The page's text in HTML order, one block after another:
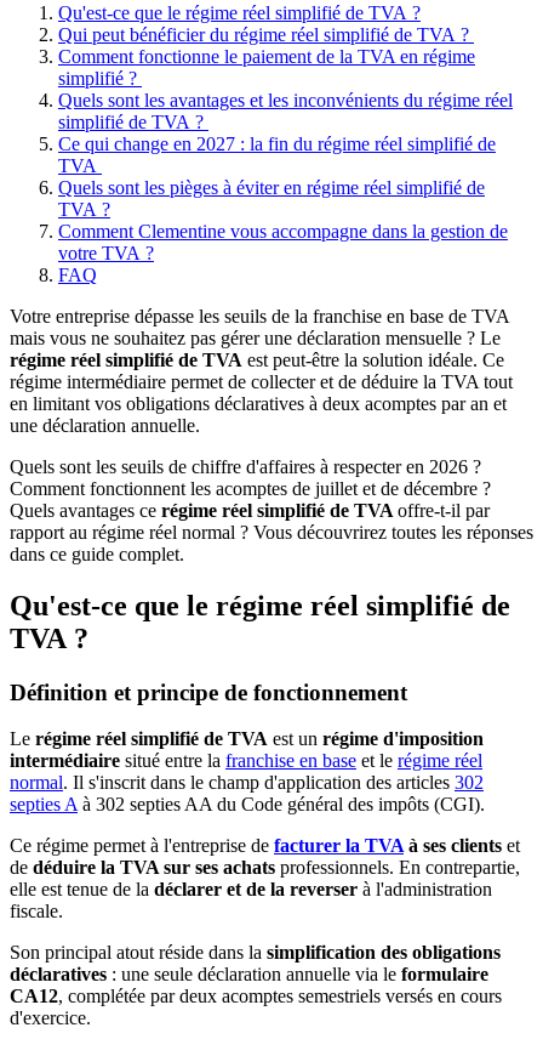
Qu'est-ce que le régime réel simplifié de TVA ?
Qui peut bénéficier du régime réel simplifié de TVA ?
Comment fonctionne le paiement de la TVA en régime
simplifié ?
Quels sont les avantages et les inconvénients du régime réel
simplifié de TVA ?
Ce qui change en 2027 : la fin du régime réel simplifié de
TVA
Quels sont les pièges à éviter en régime réel simplifié de
TVA ?
Comment Clementine vous accompagne dans la gestion de
votre TVA ?
FAQ
Votre entreprise dépasse les seuils de la franchise en base de TVA
mais vous ne souhaitez pas gérer une déclaration mensuelle ? Le
régime réel simplifié de TVA est peut-être la solution idéale. Ce
régime intermédiaire permet de collecter et de déduire la TVA tout
en limitant vos obligations déclaratives à deux acomptes par an et
une déclaration annuelle.
Quels sont les seuils de chiffre d'affaires à respecter en 2026 ?
Comment fonctionnent les acomptes de juillet et de décembre ?
Quels avantages ce régime réel simplifié de TVA offre-t-il par
rapport au régime réel normal ? Vous découvrirez toutes les réponses
dans ce guide complet.
Qu'est-ce que le régime réel simplifié de
TVA ?
Définition et principe de fonctionnement
Le régime réel simplifié de TVA est un régime d'imposition
intermédiaire situé entre la franchise en base et le régime réel
normal. Il s'inscrit dans le champ d'application des articles 302
septies A à 302 septies AA du Code général des impôts (CGI).
Ce régime permet à l'entreprise de facturer la TVA à ses clients et
de déduire la TVA sur ses achats professionnels. En contrepartie,
elle est tenue de la déclarer et de la reverser à l'administration
fiscale.
Son principal atout réside dans la simplification des obligations
déclaratives : une seule déclaration annuelle via le formulaire
CA12, complétée par deux acomptes semestriels versés en cours
d'exercice.